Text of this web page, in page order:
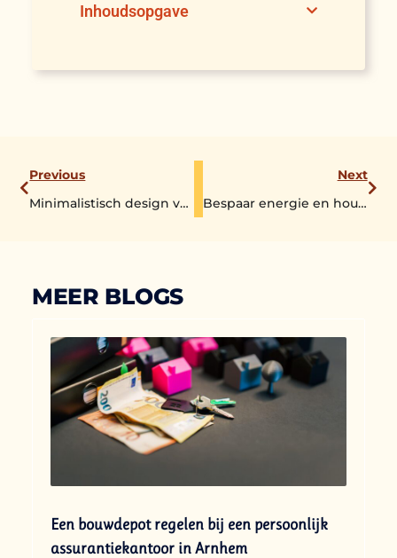
Inhoudsopgave
Previous
Minimalistisch design voor de kinderkamer: creatieve ideeën voor ruimte en functionaliteit
Next
Bespaar energie en houd de warmte buiten met spouwmuurisolatie
MEER BLOGS
Een bouwdepot regelen bij een persoonlijk
assurantiekantoor in Arnhem